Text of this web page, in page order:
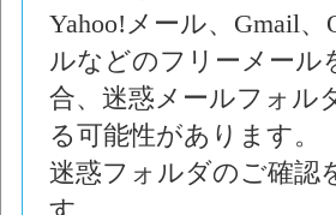
Yahoo!メール、Gmail、
ルなどのフリーメール
合、迷惑メールフォル
る可能性があります。
迷惑フォルダのご確認